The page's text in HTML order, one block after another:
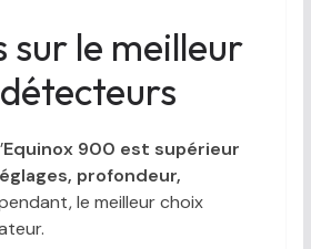
sur le meilleur
Equinox 900 est supérieur
profondeur,
le meilleur choix